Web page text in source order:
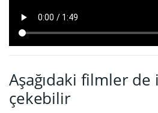
Aşağıdaki filmler de
çekebilir